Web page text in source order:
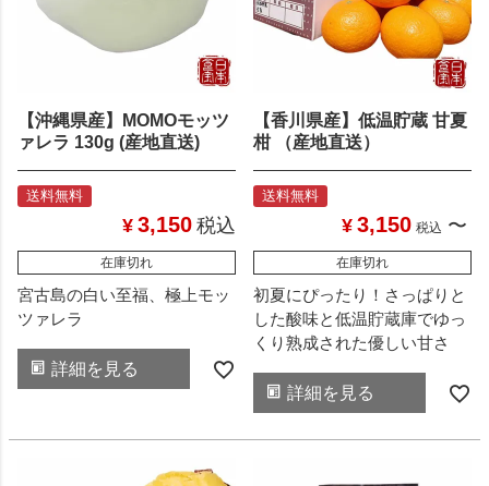
【沖縄県産】MOMOモッツ
ァレラ 130g (産地直送)
送料無料
¥ 3,150 税込
在庫切れ
宮古島の白い至福、極上モッ
ツァレラ
詳細を見る
【香川県産】低温貯蔵 甘夏
柑 （産地直送）
送料無料
¥ 3,150 税込 〜
在庫切れ
初夏にぴったり！さっぱりと
した酸味と低温貯蔵庫でゆっ
くり熟成された優しい甘さ
詳細を見る